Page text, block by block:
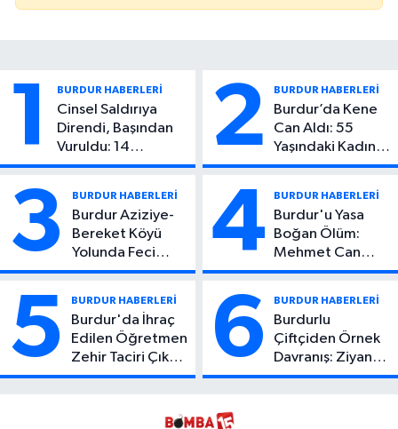
1 BURDUR HABERLERİ
Cinsel Saldırıya
Direndi, Başından
Vuruldu: 14
Yaşındaki Çocuktan
2 BURDUR HABERLERİ
Burdur’da Kene
Can Aldı: 55
Yaşındaki Kadın
Hayatını Kaybetti
3 BURDUR HABERLERİ
Burdur Aziziye-
Bereket Köyü
Yolunda Feci
Kaza: 1 Ölü, 2
4 BURDUR HABERLERİ
Burdur'u Yasa
Boğan Ölüm:
Mehmet Can
Atıcı Genç Yaşta
5 BURDUR HABERLERİ
Burdur'da İhraç
Edilen Öğretmen
Zehir Taciri Çıktı:
Binlerce
6 BURDUR HABERLERİ
Burdurlu
Çiftçiden Örnek
Davranış: Ziyan
Olmasın Diye